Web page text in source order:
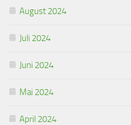
August 2024
Juli 2024
Juni 2024
Mai 2024
April 2024